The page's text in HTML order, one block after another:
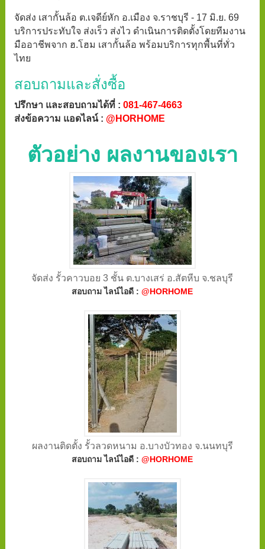
จัดส่ง เสากั้นล้อ ต.เจดีย์หัก อ.เมือง จ.ราชบุรี - 17 มิ.ย. 69
บริการประทับใจ ส่งเร็ว ส่งไว ดำเนินการติดตั้งโดยทีมงาน
มืออาชีพจาก ฮ.โฮม เสากั้นล้อ พร้อมบริการทุกพื้นที่ทั่ว
ไทย
สอบถามและสั่งซื้อ
ปรึกษา และสอบถามได้ที่ : 081-467-4663
ส่งข้อความ แอดไลน์ : @HORHOME
ตัวอย่าง ผลงานของเรา
จัดส่ง รั้วคาวบอย 3 ชั้น ต.บางเสร่ อ.สัตหีบ จ.ชลบุรี
สอบถาม ไลน์ไอดี :@HORHOME
ผลงานติดตั้ง รั้วลวดหนาม อ.บางบัวทอง จ.นนทบุรี
สอบถาม ไลน์ไอดี :@HORHOME